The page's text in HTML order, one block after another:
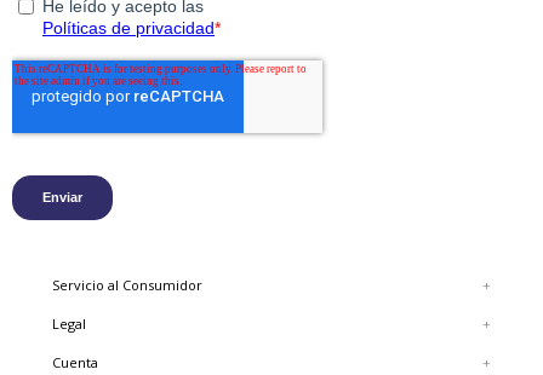
Puppies para gamuza y cuero, que protegerán el
material y extenderán la vida útil de este producto
por muchos años.
Características
Revisa la guía de talla para asegurar un calce
perfecto.
Forro: 60% Poliester 40% Cuero
Suela: 100% Goma
Forma de la Punta: Redonda
Servicio al Consumidor +
Legal +
Cuenta +